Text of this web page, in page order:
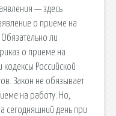
— здесь
о приеме на
ли
о приеме на
кодексы Российской
Закон не обязывает
на работу. Но,
сегодняшний день при